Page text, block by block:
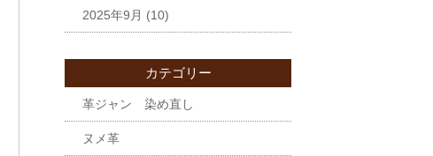
2025年9月 (10)
カテゴリー
革ジャン 染め直し
ヌメ革